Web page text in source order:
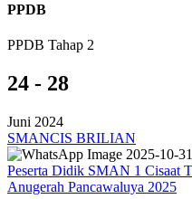
PPDB
PPDB Tahap 2
24 - 28
Juni 2024
SMANCIS BRILIAN
Peserta Didik SMAN 1 Cisaat
Anugerah Pancawaluya 2025